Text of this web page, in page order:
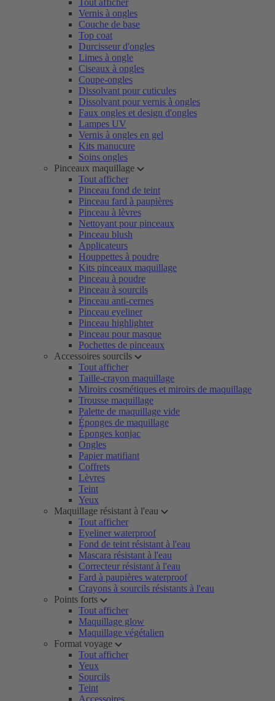
Tout afficher
Vernis à ongles
Couche de base
Top coat
Durcisseur d'ongles
Limes à ongle
Ciseaux à ongles
Coupe-ongles
Dissolvant pour cuticules
Dissolvant pour vernis à ongles
Faux ongles et design d'ongles
Lampes UV
Vernis à ongles en gel
Kits manucure
Soins ongles
Pinceaux maquillage
Tout afficher
Pinceau fond de teint
Pinceau fard à paupières
Pinceau à lèvres
Nettoyant pour pinceaux
Pinceau blush
Applicateurs
Houppettes à poudre
Kits pinceaux maquillage
Pinceau à poudre
Pinceau à sourcils
Pinceau anti-cernes
Pinceau eyeliner
Pinceau highlighter
Pinceau pour masque
Pochettes de pinceaux
Accessoires sourcils
Tout afficher
Taille-crayon maquillage
Miroirs cosmétiques et miroirs de maquillage
Trousse maquillage
Palette de maquillage vide
Éponges de maquillage
Éponges konjac
Ongles
Papier matifiant
Coffrets
Lèvres
Teint
Yeux
Maquillage résistant à l'eau
Tout afficher
Eyeliner waterproof
Fond de teint résistant à l'eau
Mascara résistant à l'eau
Correcteur résistant à l'eau
Fard à paupières waterproof
Crayons à sourcils résistants à l'eau
Points forts
Tout afficher
Maquillage glow
Maquillage végétalien
Format voyage
Tout afficher
Yeux
Sourcils
Teint
Accessoires